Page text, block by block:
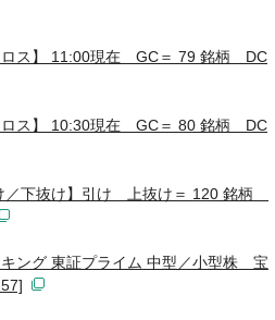
ロス】 11:00現在 GC＝ 79 銘柄 DC
ロス】 10:30現在 GC＝ 80 銘柄 DC
／下抜け】引け 上抜け＝ 120 銘柄
ング 東証プライム 中型／小型株 宝